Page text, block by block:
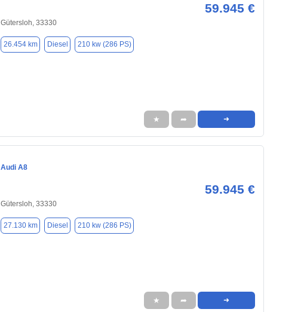
59.945 €
Gütersloh, 33330
26.454 km Diesel 210 kw (286 PS)
★ ➦ ➜
Audi A8
59.945 €
Gütersloh, 33330
27.130 km Diesel 210 kw (286 PS)
★ ➦ ➜